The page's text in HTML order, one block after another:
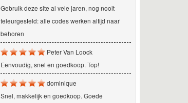
Gebruik deze site al vele jaren, nog nooit
teleurgesteld: alle codes werken altijd naar
behoren
Peter Van Loock
Eenvoudig, snel en goedkoop. Top!
dominique
Snel, makkelijk en goedkoop. Goede